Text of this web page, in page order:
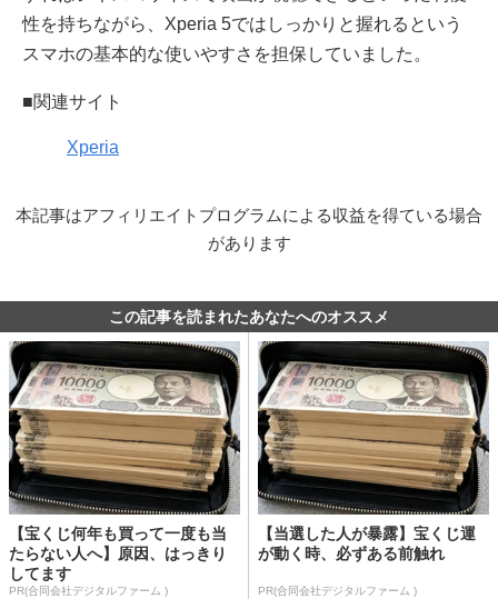
性を持ちながら、Xperia 5ではしっかりと握れるという
スマホの基本的な使いやすさを担保していました。
■関連サイト
Xperia
本記事はアフィリエイトプログラムによる収益を得ている場合
があります
この記事を読まれたあなたへのオススメ
【宝くじ何年も買って一度も当
たらない人へ】原因、はっきり
してます
PR(合同会社デジタルファーム )
【当選した人が暴露】宝くじ運
が動く時、必ずある前触れ
PR(合同会社デジタルファーム )